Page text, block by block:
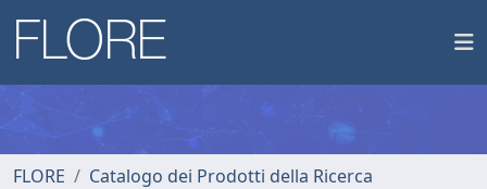
FLORE
Catalogo dei Prodotti della Ricerca